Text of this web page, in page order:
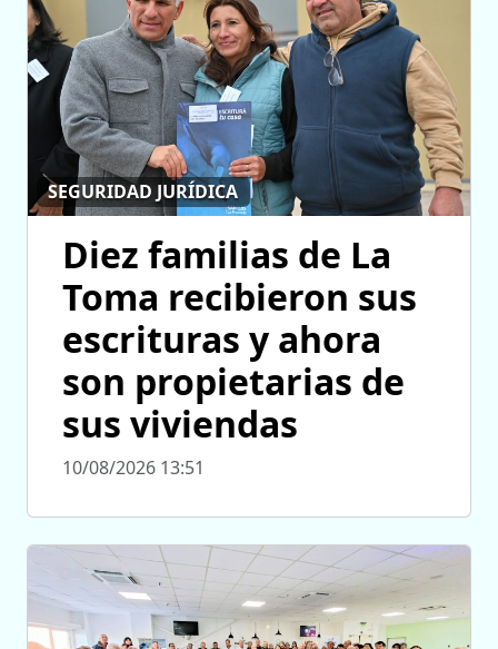
SEGURIDAD JURÍDICA
Diez familias de La
Toma recibieron sus
escrituras y ahora
son propietarias de
sus viviendas
10/08/2026 13:51